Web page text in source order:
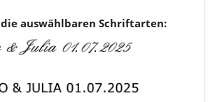
die auswählbaren Schriftarten: